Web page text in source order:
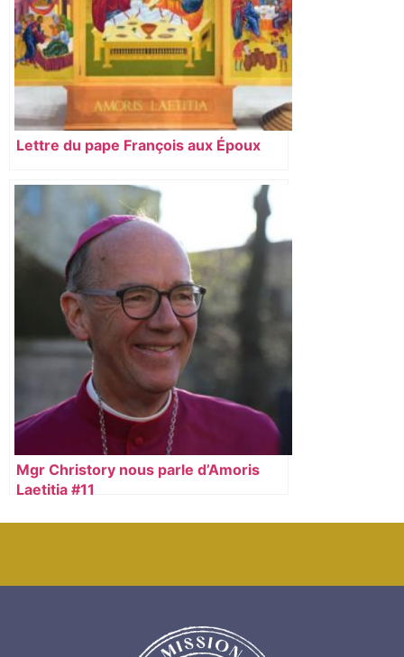
Lettre du pape François aux Époux
Mgr Christory nous parle d’Amoris
Laetitia #11